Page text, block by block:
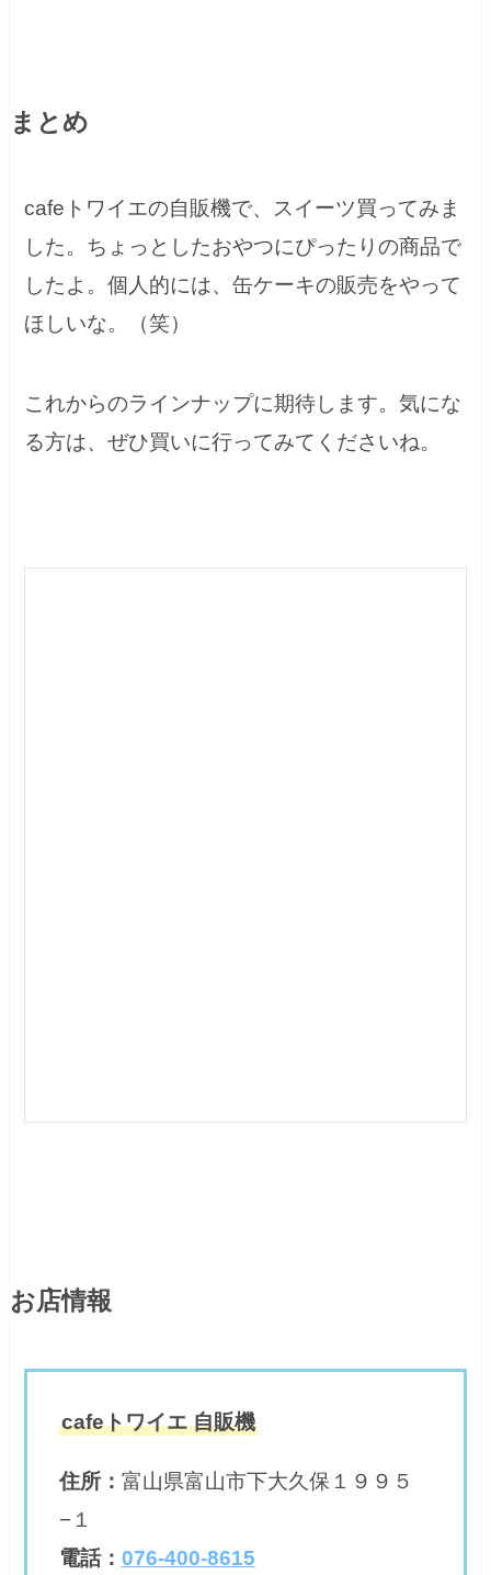
まとめ
cafeトワイエの自販機で、スイーツ買ってみま
した。ちょっとしたおやつにぴったりの商品で
したよ。個人的には、缶ケーキの販売をやって
ほしいな。（笑）
これからのラインナップに期待します。気にな
る方は、ぜひ買いに行ってみてくださいね。
お店情報
cafeトワイエ 自販機
住所： 富山県富山市下大久保１９９５
−１
電話： 076-400-8615